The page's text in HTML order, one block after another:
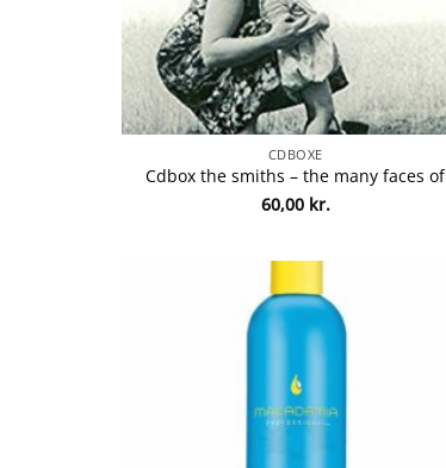
CDBOXE
Cdbox the smiths – the many faces of
60,00 kr.